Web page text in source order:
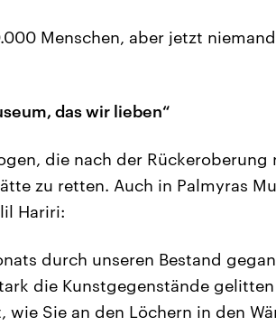
Menschen, aber jetzt
das wir lieben“
die nach der Rückeroberung
zu retten. Auch in Palmyras
Hariri:
durch unseren Bestand
die Kunstgegenstände
Sie an den Löchern in den